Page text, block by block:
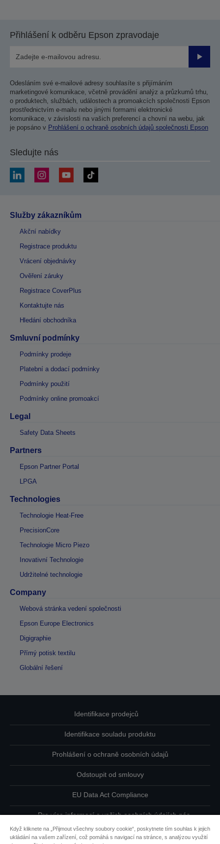
Přihlášení k odběru Epson zpravodaje
Odesláním své e-mailové adresy souhlasíte s přijímáním
marketingové komunikace, včetně provádění analýz a průzkumů trhu,
o produktech, službách, událostech a promoakcích společnosti Epson
prostřednictvím e-mailu nebo jinými formami elektronické
komunikace, v závislosti na vašich preferencí a chovní na webu, jak
je popsáno v Prohlášení o ochraně osobních údajů společnosti Epson
Sledujte nás
Služby zákazníkům
Akční nabídky
Registrace produktu
Vrácení objednávky
Ověření záruky
Registrace CoverPlus
Kontaktujte nás
Hledání obchodníka
Smluvní podmínky
Podmínky prodeje
Platební a dodací podmínky
Podmínky použití
Podmínky online promoakcí
Legal
Safety Data Sheets
Partners
Epson Partner Portal
LPGA
Technologies
Technologie Heat-Free
PrecisionCore
Technologie Micro Piezo
Inovativní Technologie
Udržitelné technologie
Company
Webová stránka vedení společnosti
Epson Europe Electronics
Digigraphie
Přímý potisk textilu
Globální řešení
Identifikace prodejců
Identifikace souladu produktu
Prohlášení o ochraně osobních údajů
Odstoupit od smlouvy
EU Data Act Compliance
Pro více informací o vašich osobních údajích nás
Když kliknete na „Přijmout všechny soubory cookie“, poskytnete tím souhlas k jejich
ukládání na vašem zařízení, což pomáhá s navigací na stránce, s analýzou využití